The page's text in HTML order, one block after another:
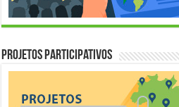
Projetos Participativos